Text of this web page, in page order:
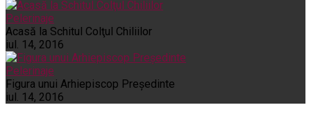
Pelerinaje
Acasă la Schitul Colţul Chiliilor
iul. 14, 2016
Pelerinaje
Figura unui Arhiepiscop Preşedinte
iul. 14, 2016